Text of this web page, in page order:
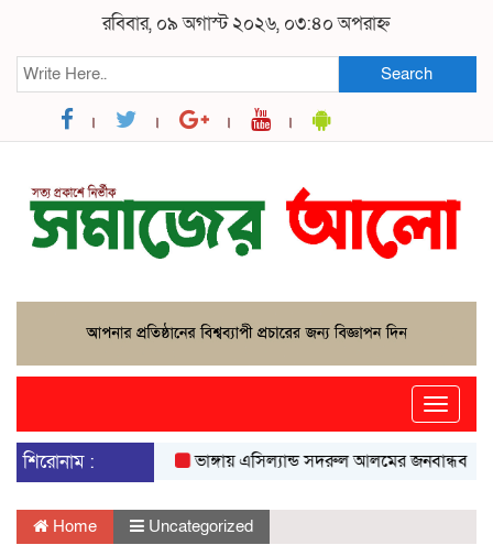
রবিবার, ০৯ অগাস্ট ২০২৬, ০৩:৪০ অপরাহ্ন
Search
Toggle
শিরোনাম :
ভাঙ্গায় এসিল্যান্ড সদরুল আলমের জনবান্ধব
Home Uncategorized